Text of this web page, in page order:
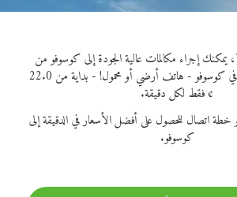
باستخدام Viber Out، يمكنك إجراء مكالمات عالية الجودة إلى كوسوفو من
اتصل بأي رقم في كوسوفو - هاتف أرضي أو محمول! - بداية من 22.0
¢ فقط لكل دقيقة.
اتصال للحصول على أفضل الأسعار في الدقيقة إلى
كوسوفو.